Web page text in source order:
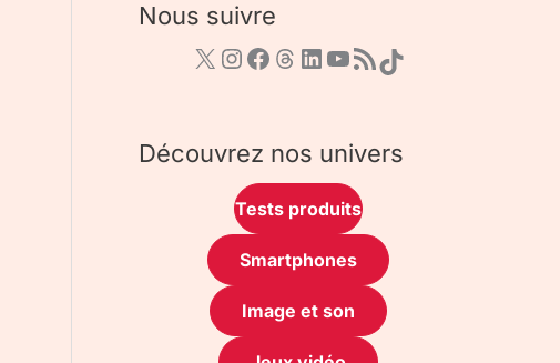
Nous suivre
Découvrez nos univers
Tests produits
Smartphones
Image et son